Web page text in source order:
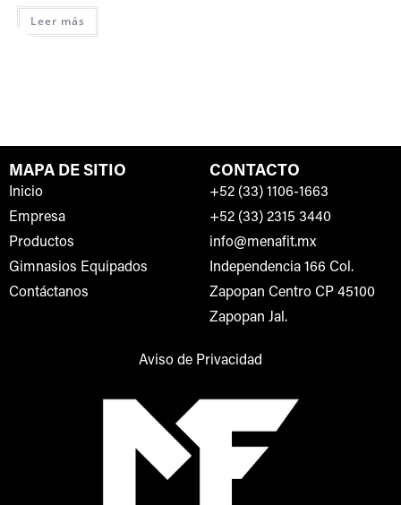
Leer más
MAPA DE SITIO
Inicio
Empresa
Productos
Gimnasios Equipados
Contáctanos
CONTACTO
+52 (33) 1106-1663
+52 (33) 2315 3440
info@menafit.mx
Independencia 166 Col.
Zapopan Centro CP 45100
Zapopan Jal.
Aviso de Privacidad